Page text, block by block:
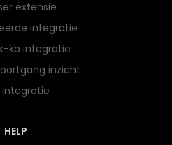
extensie
integratie
kb integratie
inzicht
integratie
HELP